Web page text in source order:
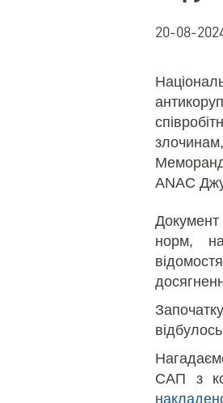
20-08-
ANAC
Документ
норм,
САП з